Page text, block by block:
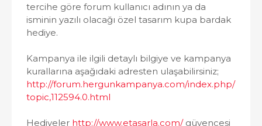
tercihe göre forum kullanıcı adının ya da
isminin yazılı olacağı özel tasarım kupa bardak
hediye.
Kampanya ile ilgili detaylı bilgiye ve kampanya
kurallarına aşağıdaki adresten ulaşabilirsiniz;
http://forum.hergunkampanya.com/index.php/
topic,112594.0.html
Hediyeler http://www.etasarla.com/güvencesi